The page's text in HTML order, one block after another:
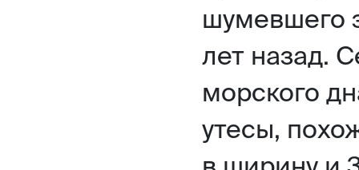
шумевшего
лет назад.
морского
утесы,